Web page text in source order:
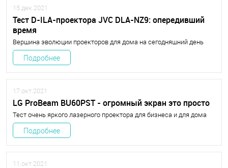
15.дек.2021
Тест D-ILA-проектора JVC DLA-NZ9: опередивший
время
Вершина эволюции проекторов для дома на сегодняшний день
Подробнее
17.окт.2021
LG ProBeam BU60PST - огромный экран это просто
Тест очень яркого лазерного проектора для бизнеса и для дома
Подробнее
11.окт.2021